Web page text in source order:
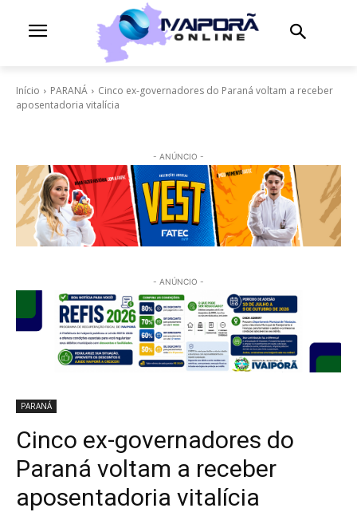
Início PARANÁ
Cinco ex-governadores do Paraná voltam a receber
aposentadoria vitalícia
- ANÚNCIO -
- ANÚNCIO -
PARANÁ
Cinco ex-governadores do
Paraná voltam a receber
aposentadoria vitalícia